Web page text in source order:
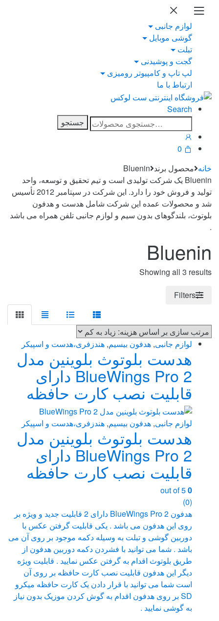
Skip
navigation
Skip
لوازم جانبی
گوشی موبایل
تبلت
گجت و پوشیدنی
لپ تاپ و کامپیوتر رومیزی
ارتباط با ما
Search
جستجو
برای:
جستجو
0
خانه محصول برند Bluenin
Bluenin یک شرکت تولیدی است و تیم تحقیق و توسعه، واحد
تولید و فروش خود را دارد. این شرکت در سپتامبر 2012 تأسیس
شد و محصولات عمده این شرکت شامل هدست و هدفون
بلوتوث، بلندگو‌های بدون سیم و لوازم جانبی تلفن همراه می باشد
.
Bluenin
Showing all 3 results
Sorted
low
Filters
لوازم جانبی, هدفون بیسیم, هندزفری،هدست و اسپیکر
هدست بلوتوث بلوینین مدل
BlueWings Pro 2 دارای
قابلیت نصب کارت حافظه
لوازم جانبی, هدفون بیسیم, هندزفری،هدست و اسپیکر
هدست بلوتوث بلوینین مدل
BlueWings Pro 2 دارای
قابلیت نصب کارت حافظه
0
(0)
هدفون BlueWings Pro 2 دارای 2 قابلیت جدید و ویژه بر
روی این هدفون می باشد . یکی قابلیت گرفتن عکس با
دوربین گوشی و تبلت به وسیله دکمه موجود بر روی آن می
باشد . شما می توانید با فشردن دکمه دوربین هدفون از
طریق بلوتوث اقدام به گرفتن عکس نمایید . قابلیت ویژه
دیگر این هدفون قابلیت نصب کارت حافظه بر روی آن
است شما می توانید با قرار دادن یک کارت حافظه میکرو
SD بر روی هدفون اقدام به گوش کردن موزیک بدون نیاز
به گوشی نمایید .